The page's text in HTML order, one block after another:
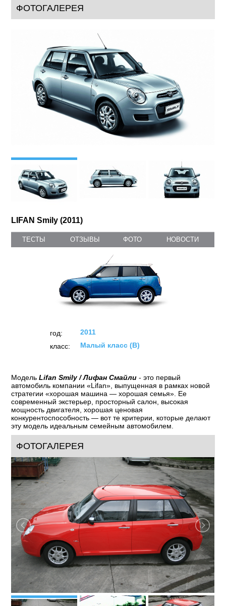
ФОТОГАЛЕРЕЯ
LIFAN Smily (2011)
ТЕСТЫ ОТЗЫВЫ ФОТО НОВОСТИ
год:
2011
класс:
Малый класс (B)
МодельLifan Smily / Лифан Смайли - это первый
автомобиль компании «Lifan», выпущенная в рамках новой
стратегии «хорошая машина — хорошая семья». Ее
современный экстерьер, просторный салон, высокая
мощность двигателя, хорошая ценовая
конкурентоспособность — вот те критерии, которые делают
эту модель идеальным семейным автомобилем.
ФОТОГАЛЕРЕЯ